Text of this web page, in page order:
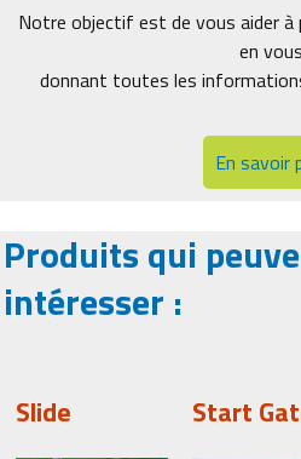
Notre objectif est de vous aider à
en vous
donnant toutes les
En savoir
Produits qui
intéresser :
Slide Start